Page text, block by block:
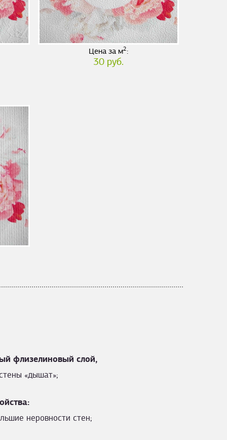
Цена за м2:
30 руб.
флизелиновый слой,
«дышат»;
неровности стен;